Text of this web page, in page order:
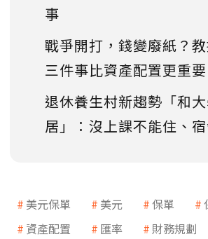
事
戰爭開打，錢變廢紙？
三件事比資產配置更重要
退休養生村新趨勢「和
居」：沒上課不能住、
美元保單 美元 保單
資產配置
匯率 財務規劃